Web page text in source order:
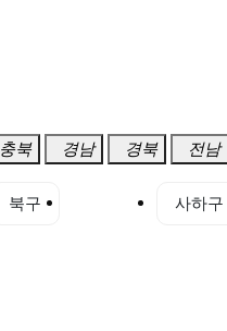
충북 경남 경북 전남
북구 사하구